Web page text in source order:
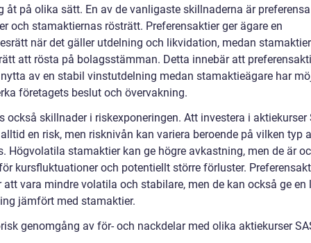
åt på olika sätt. En av de vanligaste skillnaderna är
och stamaktiernas rösträtt. Preferensaktier ger ägare en
när det gäller utdelning och likvidation, medan
att rösta på bolagsstämman. Detta innebär att
av en stabil vinstutdelning medan stamaktieägare har
företagets beslut och övervakning.
också skillnader i riskexponeringen. Att investera i aktiekurser
en risk, men risknivån kan variera beroende på vilken typ
Högvolatila stamaktier kan ge högre avkastning, men de är
kursfluktuationer och potentiellt större förluster.
att vara mindre volatila och stabilare, men de kan också ge en
jämfört med stamaktier.
genomgång av för- och nackdelar med olika aktiekurser